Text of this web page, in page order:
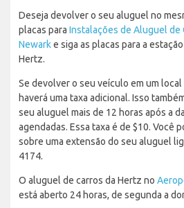
Deseja devolver o seu aluguel no
placas para Instalações de Aluguel de
Newarke siga as placas para a
Hertz.
Se devolver o seu veículo em um
haverá uma taxa adicional. Isso
seu aluguel mais de 12 horas após a
agendadas. Essa taxa é de $10. Você
sobre uma extensão do seu aluguel
4174.
O aluguel de carros da Hertz no
está aberto 24 horas, de segunda a